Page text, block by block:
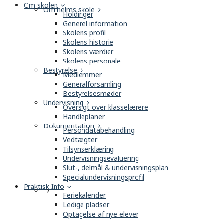
Om skolenOm helms skole
Holdinger
Generel information
Skolens profil
Skolens historie
Skolens værdier
Skolens personale
BestyrelseMedlemmer
Generalforsamling
Bestyrelsesmøder
UndervisningOversigt over klasselærere
Handleplaner
Dokumentation
Persondatabehandling
Vedtægter
Tilsynserklæring
Undervisningsevaluering
Slut-, delmål & undervisningsplan
Specialundervisningsprofil
Praktisk Info
Feriekalender
Ledige pladser
Optagelse af nye elever